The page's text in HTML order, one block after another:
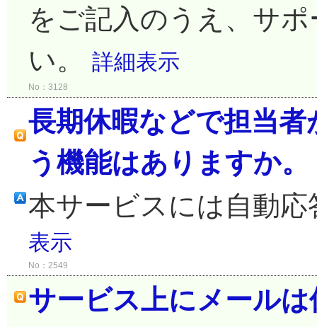
をご記入のうえ、サ
い。
詳細表示
No：3128
長期休暇などで担当
う機能はありますか。
本サービスには自動
表示
No：2549
サービス上にメール